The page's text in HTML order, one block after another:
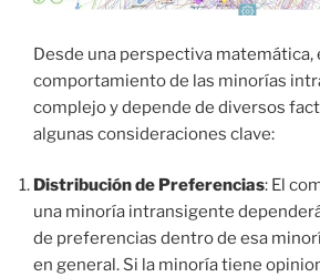
Desde una perspectiva matemática,
comportamiento de las minorías
complejo y depende de diversos
algunas consideraciones clave:
Distribución de Preferencias: El
una minoría intransigente
de preferencias dentro de esa
en general. Si la minoría tiene